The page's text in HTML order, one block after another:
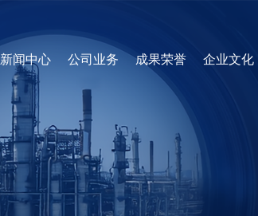
新闻中心 公司业务 成果荣誉 企业文化